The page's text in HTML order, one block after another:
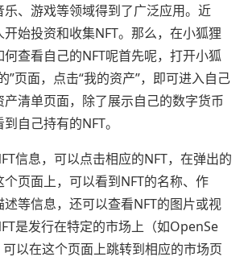
乐、游戏等领域得到了广泛应用。近
始投资和收集NFT。那么，在小狐狸
查看自己的NFT呢首先呢，打开小狐
”页面，点击“我的资产”，即可进入自己
清单页面，除了展示自己的数字货币
自己持有的NFT。
信息，可以点击相应的NFT，在弹出的
页面上，可以看到NFT的名称、作
等信息，还可以查看NFT的图片或视
是发行在特定的市场上（如OpenSe
以在这个页面上跳转到相应的市场页